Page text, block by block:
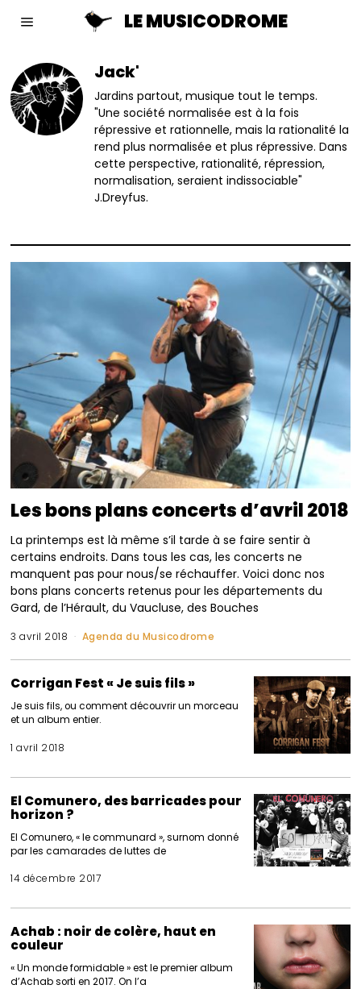
LE MUSICODROME
Jack'
Jardins partout, musique tout le temps.
"Une société normalisée est à la fois
répressive et rationnelle, mais la rationalité la
rend plus normalisée et plus répressive. Dans
cette perspective, rationalité, répression,
normalisation, seraient indissociable"
J.Dreyfus.
Les bons plans concerts d’avril 2018
La printemps est là même s’il tarde à se faire sentir à
certains endroits. Dans tous les cas, les concerts ne
manquent pas pour nous/se réchauffer. Voici donc nos
bons plans concerts retenus pour les départements du
Gard, de l’Hérault, du Vaucluse, des Bouches
3 avril 2018 Agenda du Musicodrome
Corrigan Fest « Je suis fils »
Je suis fils, ou comment découvrir un morceau
et un album entier.
1 avril 2018
El Comunero, des barricades pour
horizon ?
El Comunero, « le communard », surnom donné
par les camarades de luttes de
14 décembre 2017
Achab : noir de colère, haut en
couleur
« Un monde formidable » est le premier album
d’Achab sorti en 2017. On l’a